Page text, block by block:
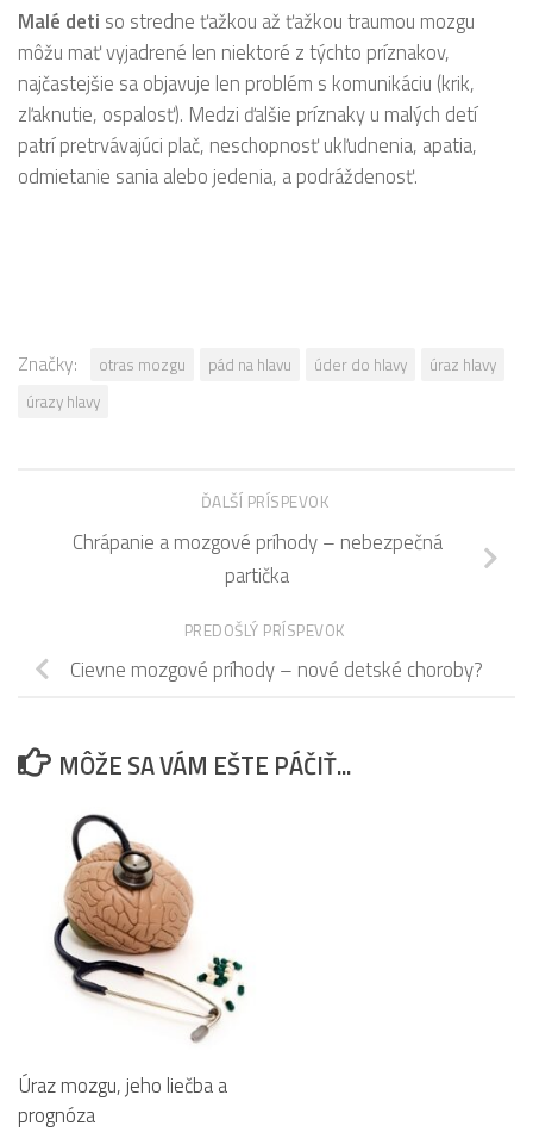
Malé deti so stredne ťažkou až ťažkou traumou mozgu
môžu mať vyjadrené len niektoré z týchto príznakov,
najčastejšie sa objavuje len problém s komunikáciu (krik,
zľaknutie, ospalosť). Medzi ďalšie príznaky u malých detí
patrí pretrvávajúci plač, neschopnosť ukľudnenia, apatia,
odmietanie sania alebo jedenia, a podráždenosť.
Značky: otras mozgu pád na hlavu úder do hlavy
úraz hlavy
úrazy hlavy
ĎALŠÍ PRÍSPEVOK
Chrápanie a mozgové príhody – nebezpečná
partička
PREDOŠLÝ PRÍSPEVOK
Cievne mozgové príhody – nové detské choroby?
MÔŽE SA VÁM EŠTE PÁČIŤ...
Úraz mozgu, jeho liečba a
prognóza